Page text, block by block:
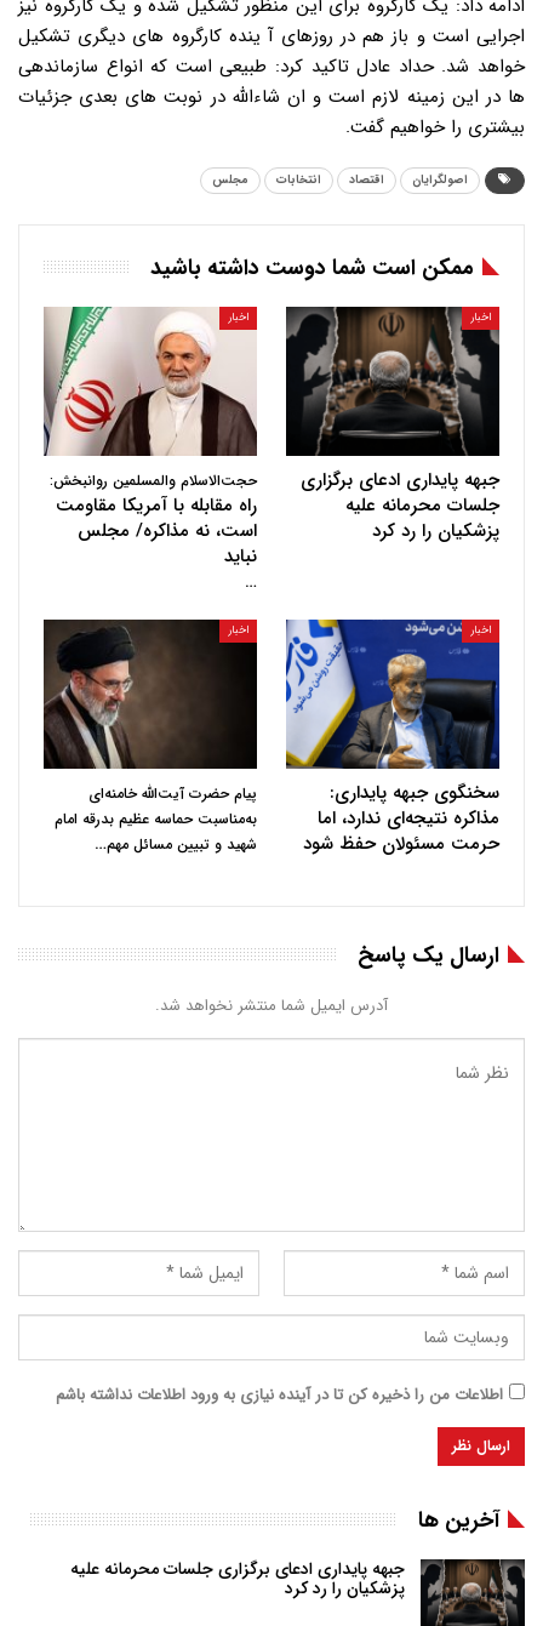
اصولگرایان اقتصاد انتخابات مجلس
ممکن است شما دوست داشته باشید
اخبار
جبهه پایداری ادعای برگزاری
جلسات محرمانه علیه
پزشکیان را رد کرد
اخبار
حجت‌الاسلام والمسلمین روانبخش:
راه مقابله با آمریکا مقاومت
است، نه مذاکره/ مجلس
نباید
…
اخبار
سخنگوی جبهه پایداری:
مذاکره نتیجه‌ای ندارد، اما
حرمت مسئولان حفظ شود
اخبار
پیام حضرت آیت‌الله خامنه‌ای
به‌مناسبت حماسه عظیم بدرقه امام
شهید و تبیین مسائل مهم…
ارسال یک پاسخ
آدرس ایمیل شما منتشر نخواهد شد.
اطلاعات من را ذخیره کن تا در آینده نیازی به ورود اطلاعات نداشته باشم
آخرین ها
جبهه پایداری ادعای برگزاری جلسات محرمانه علیه
پزشکیان را رد کرد